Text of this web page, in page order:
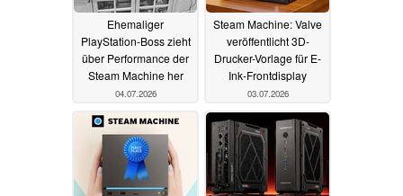
Ehemaliger
PlayStation-Boss zieht
über Performance der
Steam Machine her
04.07.2026
Steam Machine: Valve
veröffentlicht 3D-
Drucker-Vorlage für E-
Ink-Frontdisplay
03.07.2026